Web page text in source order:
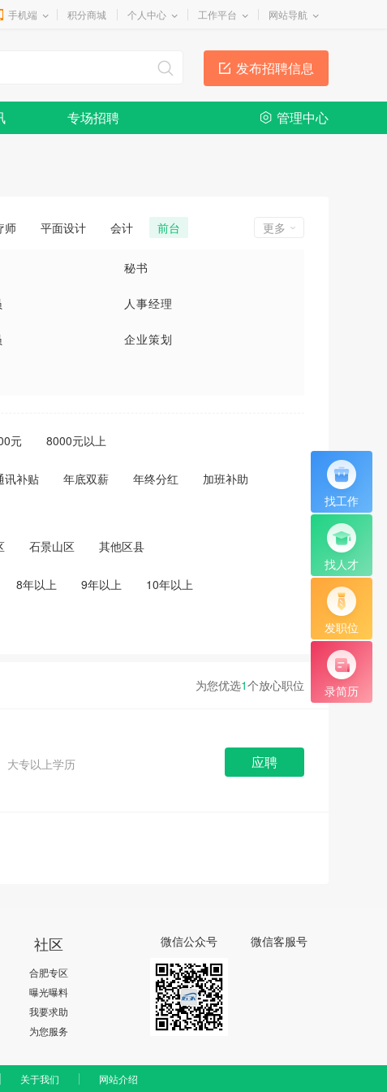
手机端 积分商城 个人中心 工作平台 网站导航
发布招聘信息
专场招聘 管理中心
找工作
找人才
发职位
录简历
师 平面设计 会计
前台
更多
秘书
人事经理
企业策划
元 8000元以上
讯补贴 年底双薪 年终分红
加班补助
石景山区 其他区县
8年以上 9年以上 10年以上
为您优选1个放心职位
大专以上学历 应聘
社区
合肥专区
曝光曝料
我要求助
为您服务
微信公众号 微信客服号
关于我们 网站介绍